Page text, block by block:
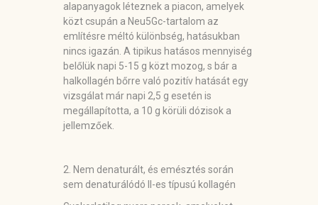
alapanyagok léteznek a piacon, amelyek
közt csupán a Neu5Gc-tartalom az
említésre méltó különbség, hatásukban
nincs igazán. A tipikus hatásos mennyiség
belőlük napi 5-15 g közt mozog, s bár a
halkollagén bőrre való pozitív hatását egy
vizsgálat már napi 2,5 g esetén is
megállapította, a 10 g körüli dózisok a
jellemzőek.
2. Nem denaturált, és emésztés során
sem denaturálódó II-es típusú kollagén